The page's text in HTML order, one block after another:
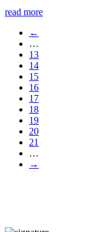
read more
←
…
13
14
15
16
17
18
19
20
21
…
→